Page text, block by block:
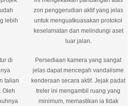
lebih
zon penggerudian aktif yang jelas
untuk menguatkuasakan protokol
keselamatan dan melindungi aset
luar jalan.
di
talian
Oleh
Persediaan kamera yang sangat
jelas dapat mencegah vandalisme
kenderaan secara aktif. Jejak padat
treler ini mengambil ruang yang
minimum, memastikan ia tidak